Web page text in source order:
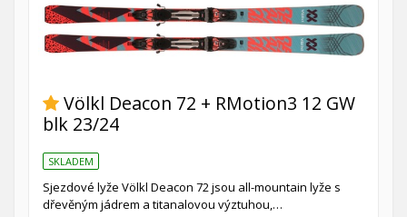
Völkl Deacon 72 + RMotion3 12 GW
blk 23/24
SKLADEM
Sjezdové lyže Völkl Deacon 72 jsou all-mountain lyže s
dřevěným jádrem a titanalovou výztuhou,…